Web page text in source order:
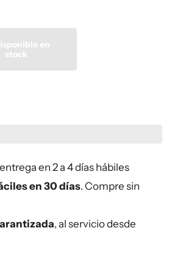
en
stock
en 2 a 4 días hábiles
en 30 días. Compre sin
, al servicio desde